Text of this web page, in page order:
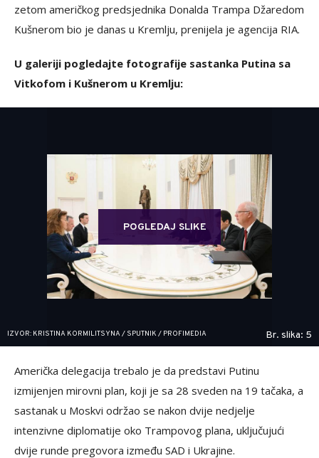
zetom američkog predsjednika Donalda Trampa Džaredom
Kušnerom bio je danas u Kremlju, prenijela je agencija RIA.
U galeriji pogledajte fotografije sastanka Putina sa
Vitkofom i Kušnerom u Kremlju:
POGLEDAJ SLIKE
IZVOR: KRISTINA KORMILITSYNA / SPUTNIK / PROFIMEDIA Br. slika: 5
Američka delegacija trebalo je da predstavi Putinu
izmijenjen mirovni plan, koji je sa 28 sveden na 19 tačaka, a
sastanak u Moskvi održao se nakon dvije nedjelje
intenzivne diplomatije oko Trampovog plana, uključujući
dvije runde pregovora između SAD i Ukrajine.